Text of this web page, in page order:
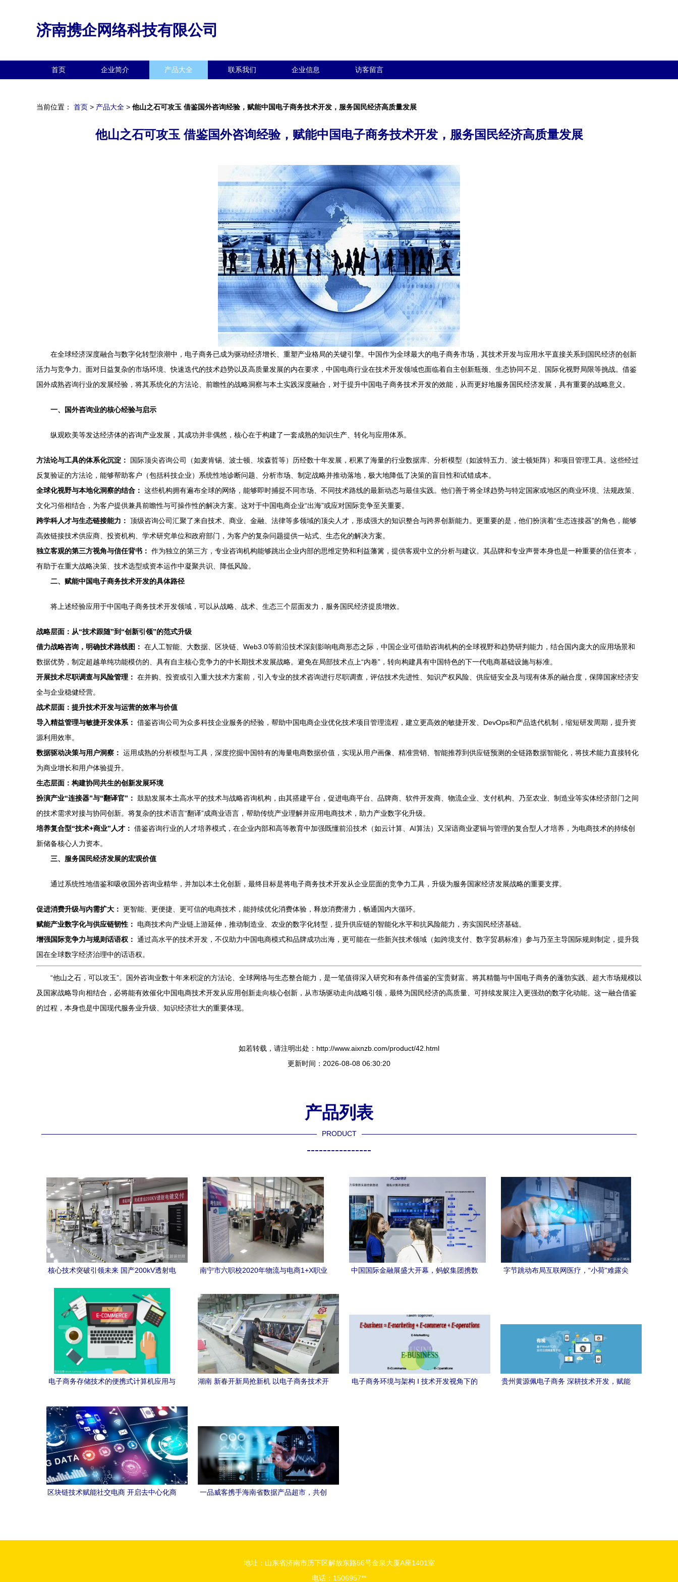
济南携企网络科技有限公司
首页 企业简介 产品大全 联系我们 企业信息 访客留言
当前位置： 首页 > 产品大全 > 他山之石可攻玉 借鉴国外咨询经验，赋能中国电子商务技术开发，服务国民经济高质量发展
他山之石可攻玉 借鉴国外咨询经验，赋能中国电子商务技术开发，服务国民经济高质量发展
在全球经济深度融合与数字化转型浪潮中，电子商务已成为驱动经济增长、重塑产业格局的关键引擎。中国作为全球最大的电子商务市场，其技术开发与应用水平直接关系到国民经济的创新
活力与竞争力。面对日益复杂的市场环境、快速迭代的技术趋势以及高质量发展的内在要求，中国电商行业在技术开发领域也面临着自主创新瓶颈、生态协同不足、国际化视野局限等挑战。借鉴
国外成熟咨询行业的发展经验，将其系统化的方法论、前瞻性的战略洞察与本土实践深度融合，对于提升中国电子商务技术开发的效能，从而更好地服务国民经济发展，具有重要的战略意义。
一、国外咨询业的核心经验与启示
纵观欧美等发达经济体的咨询产业发展，其成功并非偶然，核心在于构建了一套成熟的知识生产、转化与应用体系。
方法论与工具的体系化沉淀：
国际顶尖咨询公司（如麦肯锡、波士顿、埃森哲等）历经数十年发展，积累了海量的行业数据库、分析模型（如波特五力、波士顿矩阵）和项目管理工具。这些经过
反复验证的方法论，能够帮助客户（包括科技企业）系统性地诊断问题、分析市场、制定战略并推动落地，极大地降低了决策的盲目性和试错成本。
全球化视野与本地化洞察的结合： 这些机构拥有遍布全球的网络，能够即时捕捉不同市场、不同技术路线的最新动态与最佳实践。他们善于将全球趋势与特定国家或地区的商业环境、法规政策、
文化习俗相结合，为客户提供兼具前瞻性与可操作性的解决方案。这对于中国电商企业“出海”或应对国际竞争至关重要。
跨学科人才与生态链接能力： 顶级咨询公司汇聚了来自技术、商业、金融、法律等多领域的顶尖人才，形成强大的知识整合与跨界创新能力。更重要的是，他们扮演着“生态连接器”的角色，能够
高效链接技术供应商、投资机构、学术研究单位和政府部门，为客户的复杂问题提供一站式、生态化的解决方案。
独立客观的第三方视角与信任背书： 作为独立的第三方，专业咨询机构能够跳出企业内部的思维定势和利益藩篱，提供客观中立的分析与建议。其品牌和专业声誉本身也是一种重要的信任资本，
有助于在重大战略决策、技术选型或资本运作中凝聚共识、降低风险。
二、赋能中国电子商务技术开发的具体路径
将上述经验应用于中国电子商务技术开发领域，可以从战略、战术、生态三个层面发力，服务国民经济提质增效。
战略层面：从“技术跟随”到“创新引领”的范式升级
借力战略咨询，明确技术路线图： 在人工智能、大数据、区块链、Web3.0等前沿技术深刻影响电商形态之际，中国企业可借助咨询机构的全球视野和趋势研判能力，结合国内庞大的应用场景和
数据优势，制定超越单纯功能模仿的、具有自主核心竞争力的中长期技术发展战略。避免在局部技术点上“内卷”，转向构建具有中国特色的下一代电商基础设施与标准。
开展技术尽职调查与风险管理： 在并购、投资或引入重大技术方案前，引入专业的技术咨询进行尽职调查，评估技术先进性、知识产权风险、供应链安全及与现有体系的融合度，保障国家经济安
全与企业稳健经营。
战术层面：提升技术开发与运营的效率与价值
导入精益管理与敏捷开发体系： 借鉴咨询公司为众多科技企业服务的经验，帮助中国电商企业优化技术项目管理流程，建立更高效的敏捷开发、DevOps和产品迭代机制，缩短研发周期，提升资
源利用效率。
数据驱动决策与用户洞察： 运用成熟的分析模型与工具，深度挖掘中国特有的海量电商数据价值，实现从用户画像、精准营销、智能推荐到供应链预测的全链路数据智能化，将技术能力直接转化
为商业增长和用户体验提升。
生态层面：构建协同共生的创新发展环境
扮演产业“连接器”与“翻译官”： 鼓励发展本土高水平的技术与战略咨询机构，由其搭建平台，促进电商平台、品牌商、软件开发商、物流企业、支付机构、乃至农业、制造业等实体经济部门之间
的技术需求对接与协同创新。将复杂的技术语言“翻译”成商业语言，帮助传统产业理解并应用电商技术，助力产业数字化升级。
培养复合型“技术+商业”人才： 借鉴咨询行业的人才培养模式，在企业内部和高等教育中加强既懂前沿技术（如云计算、AI算法）又深谙商业逻辑与管理的复合型人才培养，为电商技术的持续创
新储备核心人力资本。
三、服务国民经济发展的宏观价值
通过系统性地借鉴和吸收国外咨询业精华，并加以本土化创新，最终目标是将电子商务技术开发从企业层面的竞争力工具，升级为服务国家经济发展战略的重要支撑。
促进消费升级与内需扩大： 更智能、更便捷、更可信的电商技术，能持续优化消费体验，释放消费潜力，畅通国内大循环。
赋能产业数字化与供应链韧性：
电商技术向产业链上游延伸，推动制造业、农业的数字化转型，提升供应链的智能化水平和抗风险能力，夯实国民经济基础。
增强国际竞争力与规则话语权： 通过高水平的技术开发，不仅助力中国电商模式和品牌成功出海，更可能在一些新兴技术领域（如跨境支付、数字贸易标准）参与乃至主导国际规则制定，提升我
国在全球数字经济治理中的话语权。
“他山之石，可以攻玉”。国外咨询业数十年来积淀的方法论、全球网络与生态整合能力，是一笔值得深入研究和有条件借鉴的宝贵财富。将其精髓与中国电子商务的蓬勃实践、超大市场规模以
及国家战略导向相结合，必将能有效催化中国电商技术开发从应用创新走向核心创新，从市场驱动走向战略引领，最终为国民经济的高质量、可持续发展注入更强劲的数字化动能。这一融合借鉴
的过程，本身也是中国现代服务业升级、知识经济壮大的重要体现。
如若转载，请注明出处：http://www.aixnzb.com/product/42.html
更新时间：2026-08-08 06:30:20
产品列表
PRODUCT
----------------
核心技术突破引领未来 国产200kV透射电
与电子商务技术开发注入新动力
南宁市六职校2020年物流与电商1+X职业
术开发领域表现突出
中国国际金融展盛大开幕，蚂蚁集团携数
字节跳动布局互联网医疗，“小荷”难露尖
电子商务存储技术的便携式计算机应用与
湖南 新春开新局抢新机 以电子商务技术开
电子商务环境与架构 I 技术开发视角下的
贵州黄源佩电子商务 深耕技术开发，赋能
区块链技术赋能社交电商 开启去中心化商
一品威客携手海南省数据产品超市，共创
地址：山东省济南市历下区解放东路56号金泉大厦A座1401室
电话：1506957**